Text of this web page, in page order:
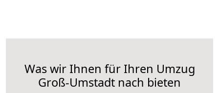
Was wir Ihnen für Ihren Umzug
Groß-Umstadt nach bieten